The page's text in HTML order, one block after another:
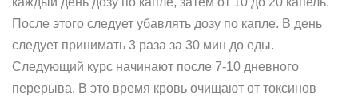
После этого следует убавлять дозу по капле. В день
следует принимать 3 раза за 30 мин до еды.
Следующий курс начинают после 7-10 дневного
перерыва. В это время кровь очищают от токсинов